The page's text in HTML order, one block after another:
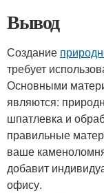
Вывод
Создание
требует
Основными
являются:
шпатлевка и
правильные
ваше
добавит
офису.